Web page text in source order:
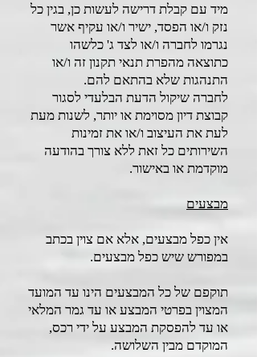
מיד עם קבלת דרישה לעשות כן, בגין כל
נזק ו/או הפסד, ישיר ו/או עקיף אשר
נגרמו לחברה ו/או לצד ג' כלשהו
כתוצאה מהפרת תנאי תקנון זה ו/או
התנהגות שלא בהתאם להם.
לחברה שיקול הדעת הבלעדי לסגור
קבוצת דיון מסוימת או יותר, לשנות מעת
לעת את העיצוב ו/או את זמינות
השירותים כל זאת ללא צורך בהודעה
מוקדמת או באישור.
מבצעים
אין כפל מבצעים, אלא אם צוין בכתב
במפורש שיש כפל מבצעים.
תוקפם של כל המבצעים הינו עד המועד
המצוין בפרטי המבצע או עד גמר המלאי
או עד להפסקת המבצע על ידי רכס,
המוקדם מבין השלושה.